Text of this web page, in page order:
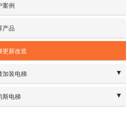
案例
产品
更新改造
加装电梯
楼加装解决方案
斯电梯